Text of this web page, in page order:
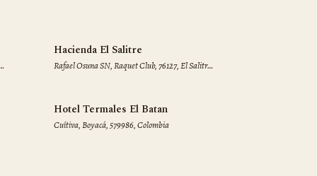
♨
Hacienda El Salitre
Rafael Osuna SN, Raquet Club, 76127, El Salitre,
Hotel Termales El Batan
Cuítiva, Boyacá, 579986, Colombia